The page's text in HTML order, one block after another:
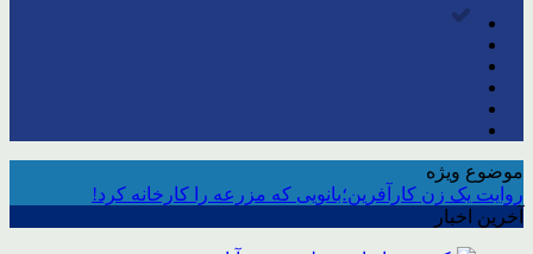
موضوع ویژه
روایت یک زن کارآفرین؛بانویی که مزرعه را کارخانه کرد!
آخرین اخبار